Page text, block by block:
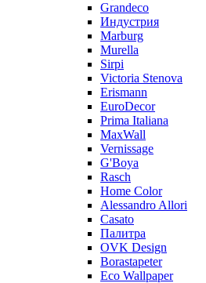
Grandeco
Индустрия
Marburg
Murella
Sirpi
Victoria Stenova
Erismann
EuroDecor
Prima Italiana
MaxWall
Vernissage
G'Boya
Rasch
Home Color
Alessandro Allori
Casato
Палитра
OVK Design
Borastapeter
Eco Wallpaper